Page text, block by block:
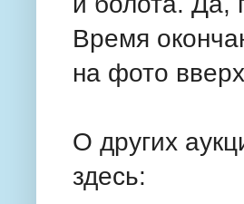
Время
на фото
О других
здесь: